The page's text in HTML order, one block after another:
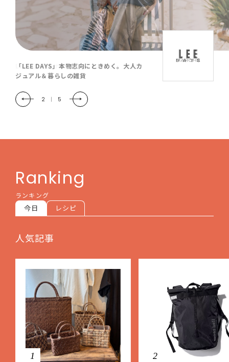
「LEE DAYS」本物志向にときめく。大人カ
ジュアル＆暮らしの雑貨
2 | 5
Ranking
ランキング
今日 レシピ
人気記事
1 2